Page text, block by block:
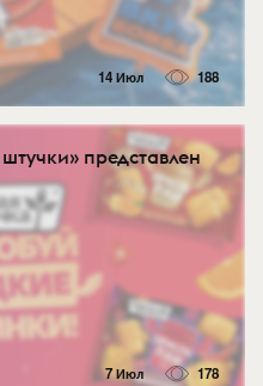
14 Июл 188
представлен
7 Июл 178